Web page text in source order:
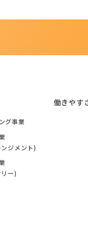
グ事業
ジメント)
ー)
働きやす